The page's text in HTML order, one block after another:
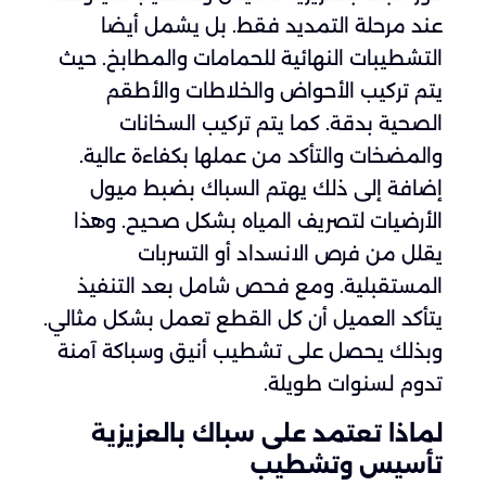
عند مرحلة التمديد فقط. بل يشمل أيضا
التشطيبات النهائية للحمامات والمطابخ. حيث
يتم تركيب الأحواض والخلاطات والأطقم
الصحية بدقة. كما يتم تركيب السخانات
والمضخات والتأكد من عملها بكفاءة عالية.
إضافة إلى ذلك يهتم السباك بضبط ميول
الأرضيات لتصريف المياه بشكل صحيح. وهذا
يقلل من فرص الانسداد أو التسربات
المستقبلية. ومع فحص شامل بعد التنفيذ
يتأكد العميل أن كل القطع تعمل بشكل مثالي.
وبذلك يحصل على تشطيب أنيق وسباكة آمنة
تدوم لسنوات طويلة.
لماذا تعتمد على سباك بالعزيزية
تأسيس وتشطيب